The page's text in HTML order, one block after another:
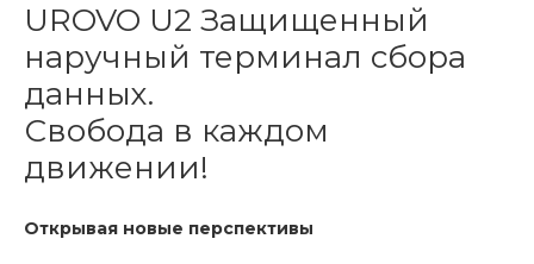
UROVO U2 Защищенный
наручный терминал сбора
данных.
Свобода в каждом
движении!
Открывая новые перспективы